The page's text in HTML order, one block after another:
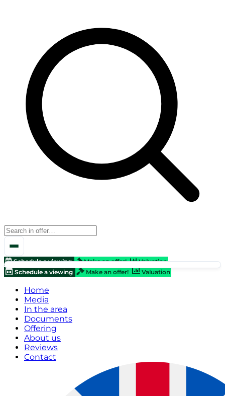
Schedule a viewing Make an offer!
Valuation
Schedule a viewing
Make an offer! Valuation
Home
Media
In the area
Documents
Offering
About us
Reviews
Contact